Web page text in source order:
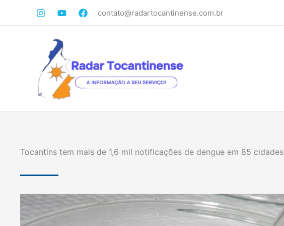
contato@radartocantinense.com.br
Tocantins tem mais de 1,6 mil notificações de dengue em 85 cidades